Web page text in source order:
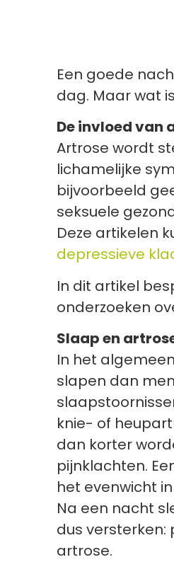
Een goede
dag. Maar wat
De invloed van
Artrose wordt
lichamelijke
bijvoorbeeld
seksuele
Deze artikelen
depressieve
In dit artikel
onderzoeken
Slaap en
In het
slapen dan
knie- of
dan korter
pijnklachten.
het evenwicht
Na een nacht
dus versterken:
artrose.